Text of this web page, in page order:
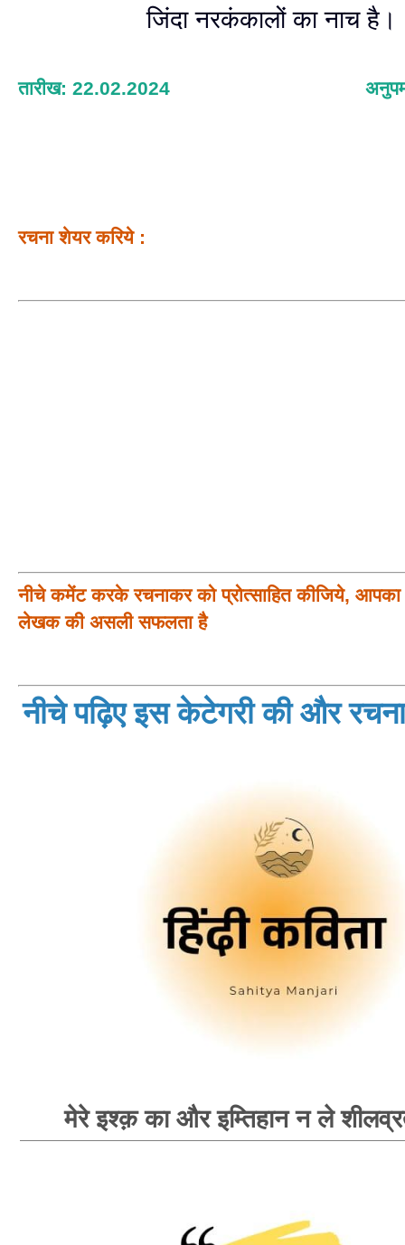
जिंदा नरकंकालों का नाच है।
तारीख: 22.02.2024
रचना शेयर करिये :
नीचे कमेंट करके रचनाकर को प्रोत्साहित कीजिये, आपका
लेखक की असली सफलता है
नीचे पढ़िए इस केटेगरी की और
मेरे इश्क़ का और इम्तिहान न ले